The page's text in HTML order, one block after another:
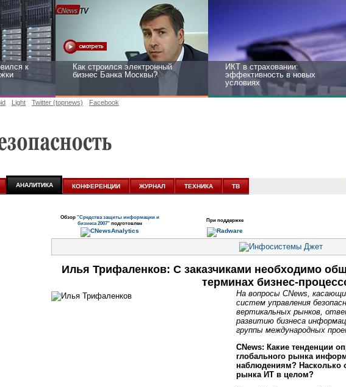
к
Как строился электронный
бизнес Банка Москвы?
ИКТ в страховании:
эффективность в новых
условиях
развитие в новых условиях
Light Twitter (topnews) Facebook
АНАЛИТИКА КОНФЕРЕНЦИИ ЖУРНАЛ ТЕХНИКА ТВ
Обзор "Средства защиты информации и
бизнеса 2007"подготовлен При поддержке
Илья Трифаленков: С заказчиками необходимо
терминах бизнес-
На вопросы CNews,
систем управления
вертикальных рынков,
развитию бизнеса
группы международных
CNews: Какие тенденции
глобального рынка
наблюдениям? Насколько
рынка ИТ в целом?